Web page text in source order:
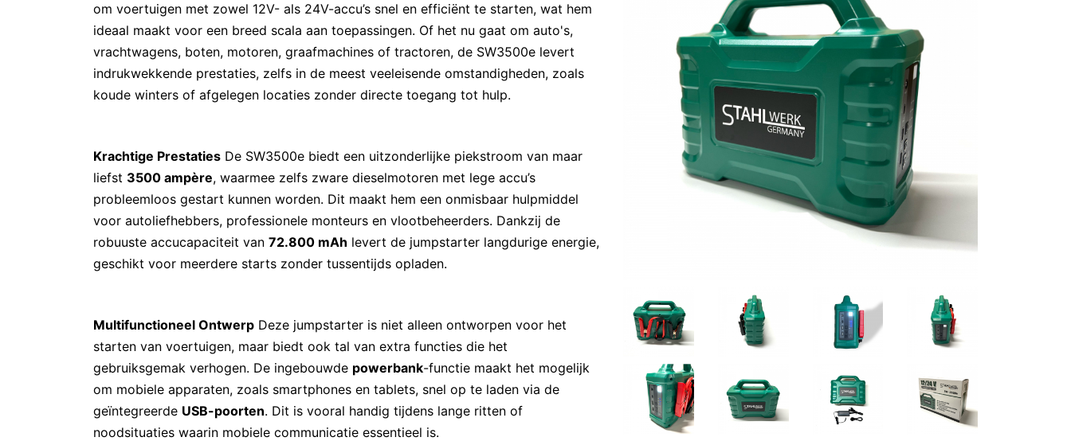
om voertuigen met zowel 12V- als 24V-accu’s snel en efficiënt te starten, wat hem
ideaal maakt voor een breed scala aan toepassingen. Of het nu gaat om auto's,
vrachtwagens, boten, motoren, graafmachines of tractoren, de SW3500e levert
indrukwekkende prestaties, zelfs in de meest veeleisende omstandigheden, zoals
koude winters of afgelegen locaties zonder directe toegang tot hulp.
Krachtige Prestaties De SW3500e biedt een uitzonderlijke piekstroom van maar
liefst 3500 ampère, waarmee zelfs zware dieselmotoren met lege accu’s
probleemloos gestart kunnen worden. Dit maakt hem een onmisbaar hulpmiddel
voor autoliefhebbers, professionele monteurs en vlootbeheerders. Dankzij de
robuuste accucapaciteit van 72.800 mAh levert de jumpstarter langdurige energie,
geschikt voor meerdere starts zonder tussentijds opladen.
Multifunctioneel Ontwerp Deze jumpstarter is niet alleen ontworpen voor het
starten van voertuigen, maar biedt ook tal van extra functies die het
gebruiksgemak verhogen. De ingebouwde powerbank-functie maakt het mogelijk
om mobiele apparaten, zoals smartphones en tablets, snel op te laden via de
geïntegreerde USB-poorten. Dit is vooral handig tijdens lange ritten of
noodsituaties waarin mobiele communicatie essentieel is.